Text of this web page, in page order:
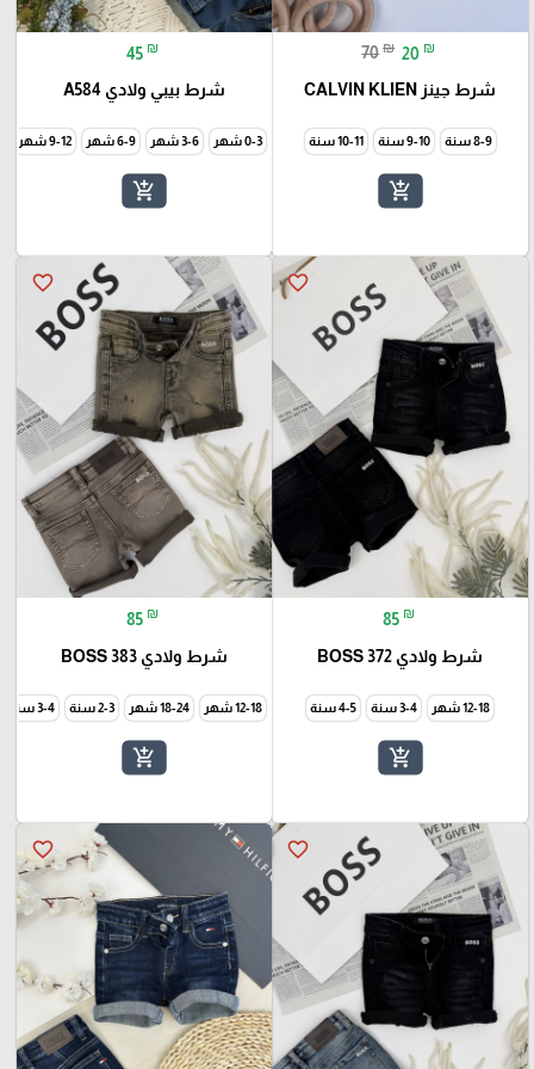
70 ₪ 20 ₪
شرط جينز CALVIN KLIEN
8-9 سنة 9-10 سنة 10-11 سنة
add_shopping_cart
45 ₪
شرط بيبي ولادي A584
0-3 شهر 3-6 شهر 6-9 شهر 9-12 شهر
add_shopping_cart
favorite_border
85 ₪
شرط ولادي BOSS 372
12-18 شهر 3-4 سنة
add_shopping_cart
favorite_border
85 ₪
شرط ولادي BOSS 383
12-18 شهر 18-24 شهر 3-4 سنة
add_shopping_cart
favorite_border
favorite_border